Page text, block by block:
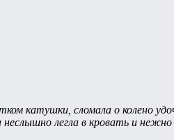
катушки, сломала о колено
неслышно легла в кровать и